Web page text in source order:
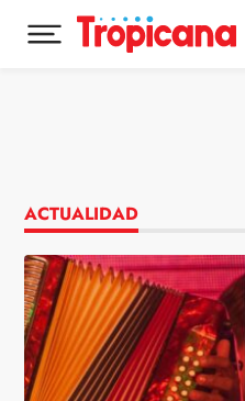
Desplegar menú principal
ACTUALIDAD